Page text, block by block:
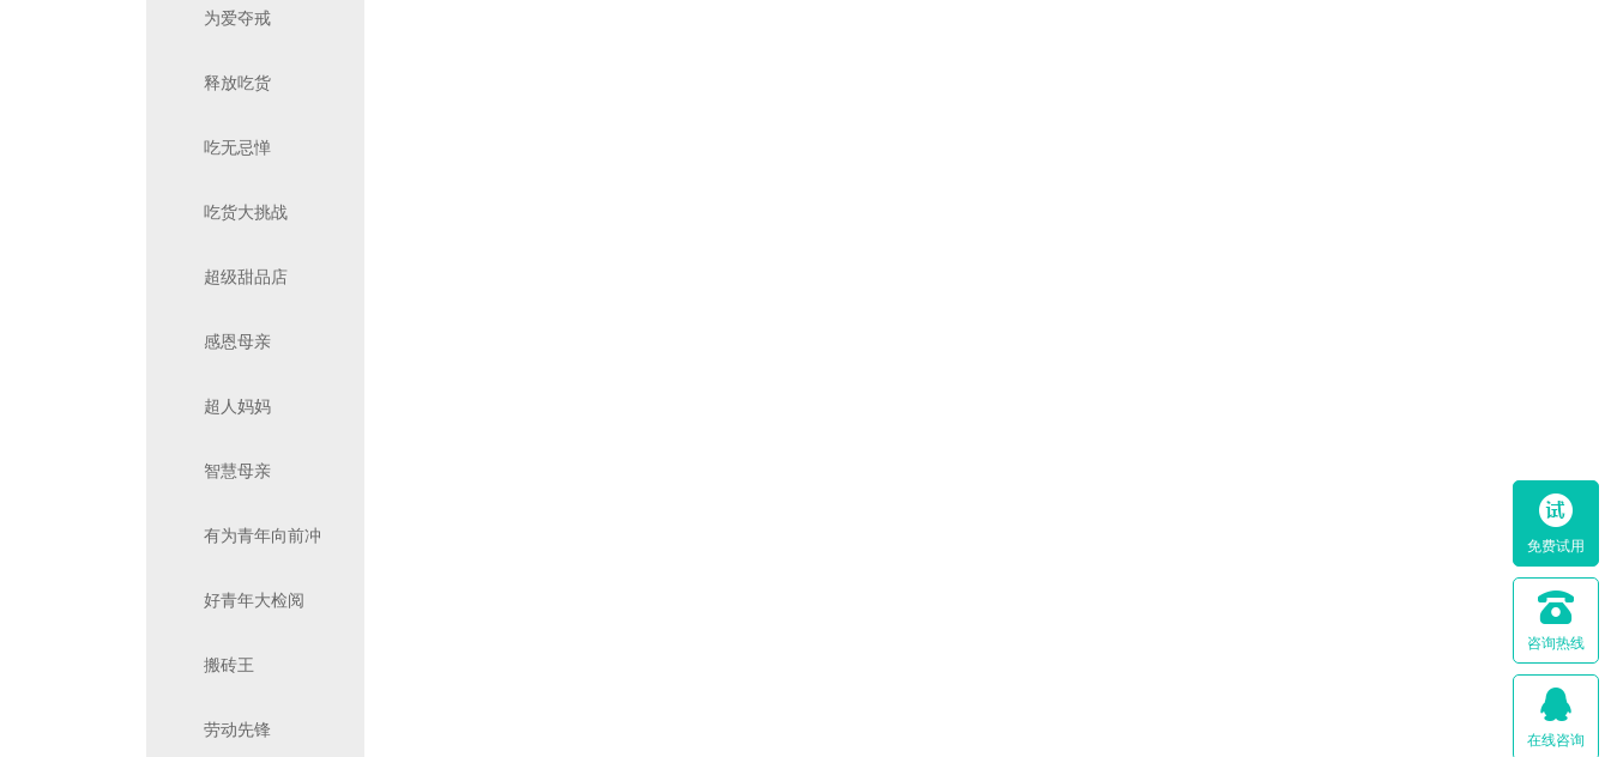
免费试用
咨询热线
在线咨询
为爱夺戒
释放吃货
吃无忌惮
吃货大挑战
超级甜品店
感恩母亲
超人妈妈
智慧母亲
有为青年向前冲
好青年大检阅
搬砖王
劳动先锋